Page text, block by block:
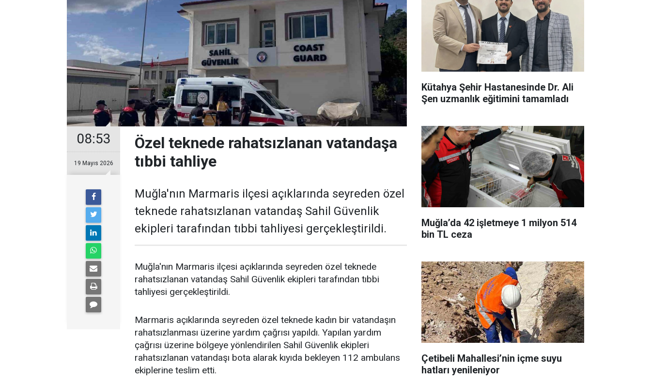
08:53
19 Mayıs 2026
Özel teknede rahatsızlanan vatandaşa
tıbbi tahliye
Muğla'nın Marmaris ilçesi açıklarında seyreden özel
teknede rahatsızlanan vatandaş Sahil Güvenlik
ekipleri tarafından tıbbi tahliyesi gerçekleştirildi.
Muğla'nın Marmaris ilçesi açıklarında seyreden özel teknede
rahatsızlanan vatandaş Sahil Güvenlik ekipleri tarafından tıbbi
tahliyesi gerçekleştirildi.
Marmaris açıklarında seyreden özel teknede kadın bir vatandaşın
rahatsızlanması üzerine yardım çağrısı yapıldı. Yapılan yardım
çağrısı üzerine bölgeye yönlendirilen Sahil Güvenlik ekipleri
rahatsızlanan vatandaşı bota alarak kıyıda bekleyen 112 ambulans
ekiplerine teslim etti.
Kütahya Şehir Hastanesinde Dr. Ali
Şen uzmanlık eğitimini tamamladı
Muğla’da 42 işletmeye 1 milyon 514
bin TL ceza
Çetibeli Mahallesi’nin içme suyu
hatları yenileniyor